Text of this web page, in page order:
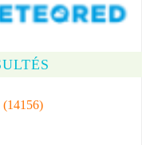
(14156)